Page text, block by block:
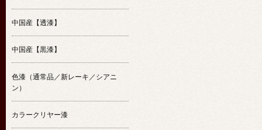
中国産【透漆】
中国産【黒漆】
色漆（通常品／新レーキ／シアニ
ン）
カラークリヤー漆